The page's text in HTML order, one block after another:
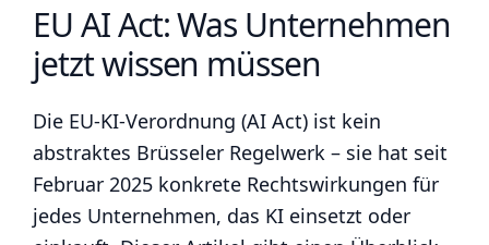
EU AI Act: Was Unternehmen
jetzt wissen müssen
Die EU-KI-Verordnung (AI Act) ist kein
abstraktes Brüsseler Regelwerk – sie hat seit
Februar 2025 konkrete Rechtswirkungen für
jedes Unternehmen, das KI einsetzt oder